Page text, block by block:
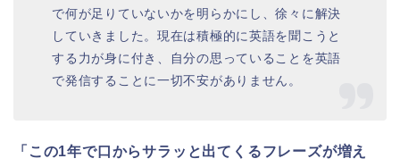
で何が足りていないかを明らかにし、徐々に解決
していきました。現在は積極的に英語を聞こうと
する力が身に付き、自分の思っていることを英語
で発信することに一切不安がありません。
「この1年で口からサラッと出てくるフレーズが増え